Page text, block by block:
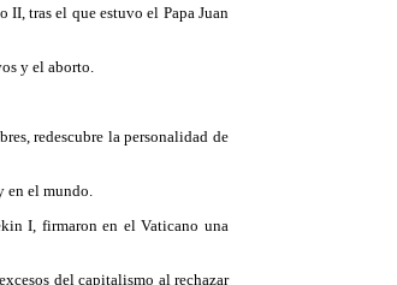
tras el que estuvo el Papa Juan
y el aborto.
redescubre la personalidad de
en el mundo.
I, firmaron en el Vaticano una
del capitalismo al rechazar